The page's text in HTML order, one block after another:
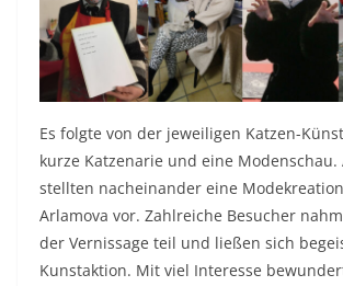
Es folgte von der jeweiligen Katzen-
kurze Katzenarie und eine Modenschau.
stellten nacheinander eine
Arlamova vor. Zahlreiche Besucher
der Vernissage teil und ließen sich
Kunstaktion. Mit viel Interesse